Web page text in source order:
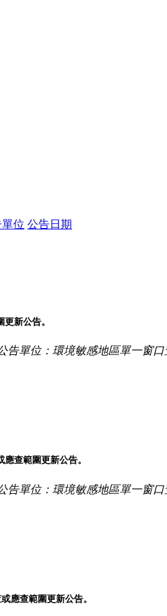
位 公告日期
新公告。
告單位：環境敏感地區單一窗
查範圍更新公告。
告單位：環境敏感地區單一窗
應查範圍更新公告。